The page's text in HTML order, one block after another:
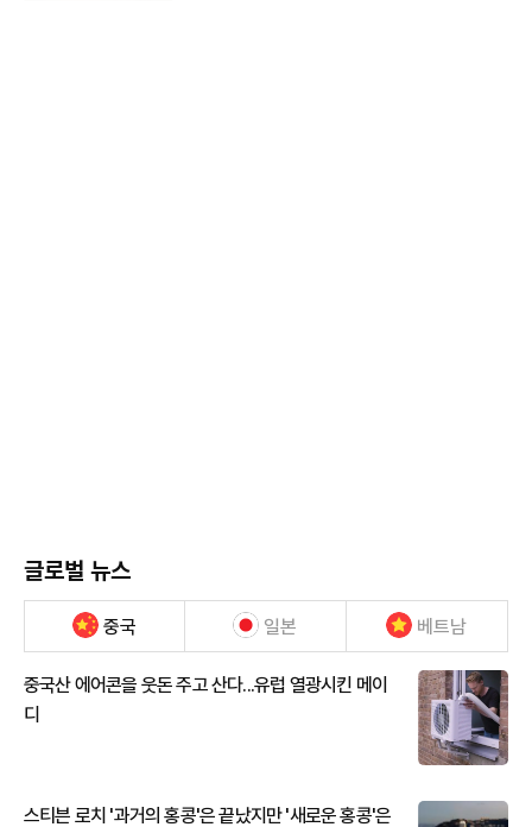
글로벌 뉴스
중국 일본 베트남
중국산 에어콘을 웃돈 주고 산다...유럽 열광시킨 메이
디
스티븐 로치 '과거의 홍콩'은 끝났지만 '새로운 홍콩'은